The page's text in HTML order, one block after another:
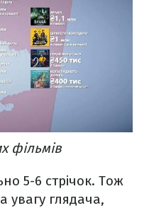
фільмів
5-6 стрічок. Тож
увагу глядача,